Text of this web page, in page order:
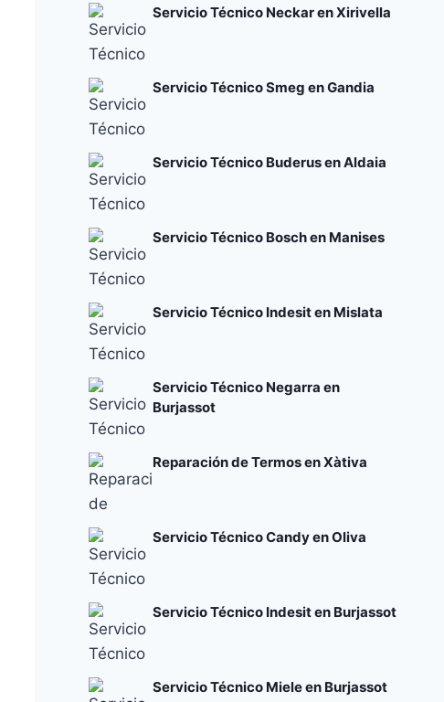
Servicio Técnico Neckar en Xirivella
Servicio Técnico Smeg en Gandia
Servicio Técnico Buderus en Aldaia
Servicio Técnico Bosch en Manises
Servicio Técnico Indesit en Mislata
Servicio Técnico Negarra en
Burjassot
Reparación de Termos en Xàtiva
Servicio Técnico Candy en Oliva
Servicio Técnico Indesit en Burjassot
Servicio Técnico Miele en Burjassot